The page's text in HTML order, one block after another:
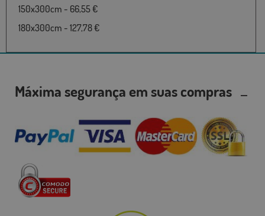
150x300cm - 66,55 €
180x300cm - 127,78 €
Máxima segurança em suas compras